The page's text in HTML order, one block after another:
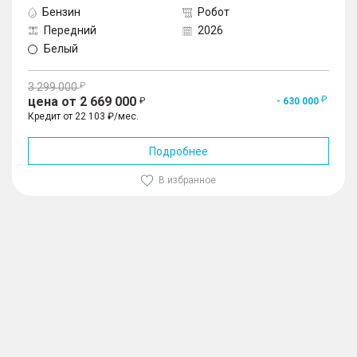
Бензин
Робот
Передний
2026
Белый
3 299 000
цена от 2 669 000
- 630 000
Кредит от 22 103 ₽/мес.
Подробнее
В избранное
1/10